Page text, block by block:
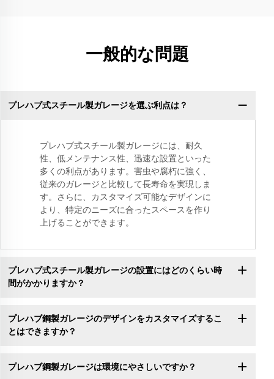
一般的な問題
プレハブ式スチール製ガレージを選ぶ利点は？
プレハブ式スチール製ガレージには、耐久
性、低メンテナンス性、迅速な設置といった
多くの利点があります。害虫や腐朽に強く、
従来のガレージと比較して長寿命を実現しま
す。さらに、カスタマイズ可能なデザインに
より、特定のニーズに合ったスペースを作り
上げることができます。
プレハブ式スチール製ガレージの設置にはどのくらい時
間がかかりますか？
プレハブ鋼製ガレージのデザインをカスタマイズするこ
とはできますか？
プレハブ鋼製ガレージは環境にやさしいですか？